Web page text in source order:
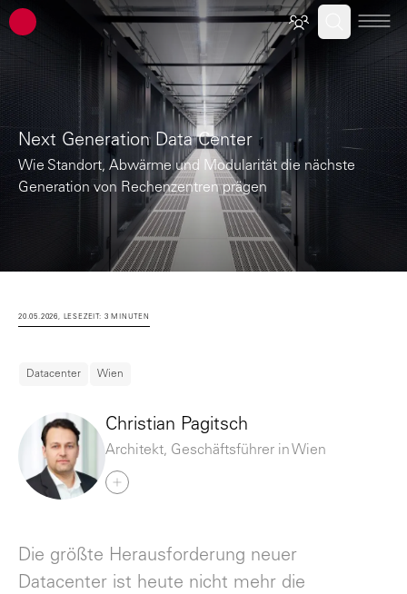
ATP Architekten Ingenieure
Next Generation Data Center
Wie Standort, Abwärme und Modularität die nächste
Generation von Rechenzentren prägen
20.05.2026, LESEZEIT: 3 MINUTEN
Datacenter Wien
Christian Pagitsch
Architekt, Geschäftsführer in Wien
Die größte Herausforderung neuer
Datacenter ist heute nicht mehr die